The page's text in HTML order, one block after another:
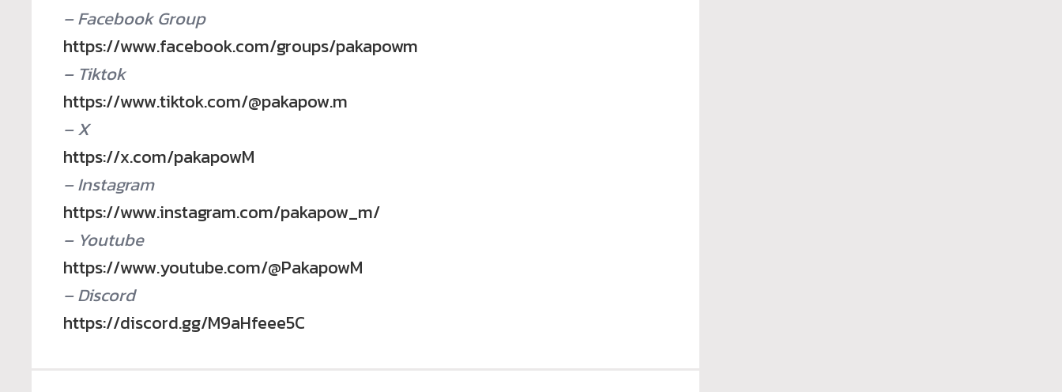
– Facebook Group
https://www.facebook.com/groups/pakapowm
– Tiktok
https://www.tiktok.com/@pakapow.m
– X
https://x.com/pakapowM
– Instagram
https://www.instagram.com/pakapow_m/
– Youtube
https://www.youtube.com/@PakapowM
– Discord
https://discord.gg/M9aHfeee5C